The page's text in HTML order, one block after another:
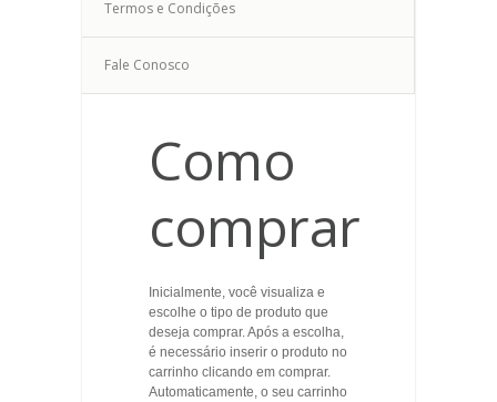
CONJUNTO
20PÇS
CONJUNTO
CARBONO
Termos e Condições
Fale Conosco
Como
comprar
Inicialmente, você visualiza e
escolhe o tipo de produto que
deseja comprar. Após a escolha,
é necessário inserir o produto no
carrinho clicando em comprar.
Automaticamente, o seu carrinho